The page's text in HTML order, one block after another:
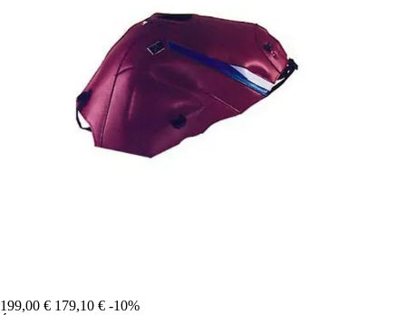
199,00 € 179,10 € -10%